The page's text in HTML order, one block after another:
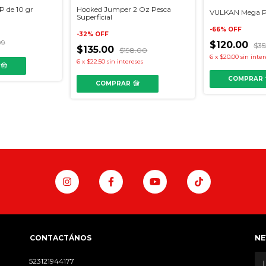
de 10 gr
Hooked Jumper 2 Oz Pesca
Superficial
-32% OFF
$135.00 $198.00
6 x $22.50 sin intereses
COMPRAR
VULKAN Mega
-66% OFF
$120.00
6 x $20.00 sin
COMPRAR
CONTACTÁNOS
523121944177